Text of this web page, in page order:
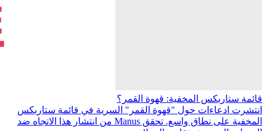
قائمة ستاربكس المخفية: قهوة القمر؟
انتشرت ادعاءات حول "قهوة القمر" السرية في قائمة ستاربكس
المخفية على نطاق واسع. تحقق Manus من انتشار هذا الاتجاه ضد